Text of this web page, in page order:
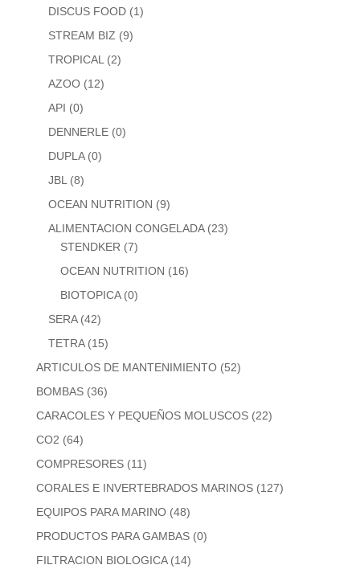
DISCUS FOOD (1)
STREAM BIZ (9)
TROPICAL (2)
AZOO (12)
API (0)
DENNERLE (0)
DUPLA (0)
JBL (8)
OCEAN NUTRITION (9)
ALIMENTACION CONGELADA (23)
STENDKER (7)
OCEAN NUTRITION (16)
BIOTOPICA (0)
SERA (42)
TETRA (15)
ARTICULOS DE MANTENIMIENTO (52)
BOMBAS (36)
CARACOLES Y PEQUEÑOS MOLUSCOS (22)
CO2 (64)
COMPRESORES (11)
CORALES E INVERTEBRADOS MARINOS (127)
EQUIPOS PARA MARINO (48)
PRODUCTOS PARA GAMBAS (0)
FILTRACION BIOLOGICA (14)